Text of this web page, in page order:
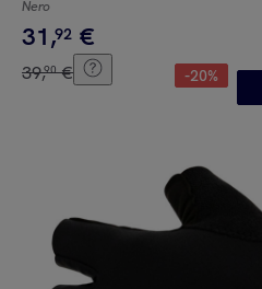
Nero
31,92 €
39,90 € -20%